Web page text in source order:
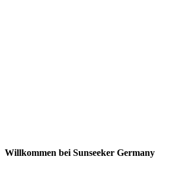
Willkommen bei Sunseeker Germany